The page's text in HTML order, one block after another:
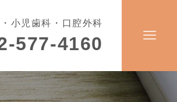
小児歯科・口腔外科
577-4160